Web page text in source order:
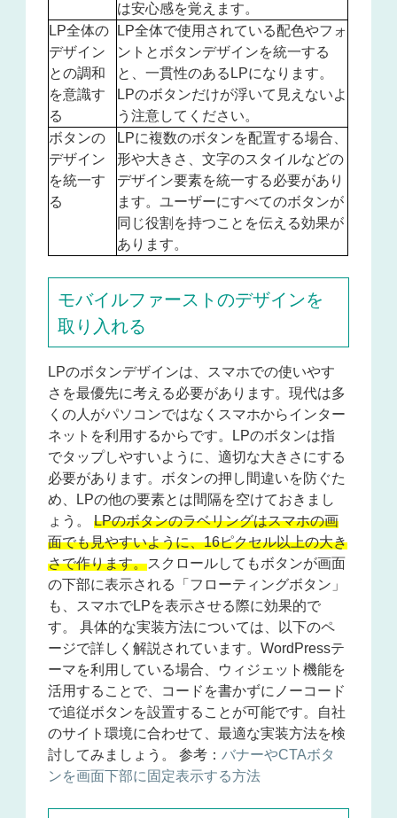
は安心感を覚えます。
LP全体の
デザイン
との調和
を意識す
る
LP全体で使用されている配色やフォ
ントとボタンデザインを統一する
と、一貫性のあるLPになります。
LPのボタンだけが浮いて見えないよ
う注意してください。
ボタンの
デザイン
を統一す
る
LPに複数のボタンを配置する場合、
形や大きさ、文字のスタイルなどの
デザイン要素を統一する必要があり
ます。ユーザーにすべてのボタンが
同じ役割を持つことを伝える効果が
あります。
モバイルファーストのデザインを
取り入れる
LPのボタンデザインは、スマホでの使いやす
さを最優先に考える必要があります。現代は多
くの人がパソコンではなくスマホからインター
ネットを利用するからです。LPのボタンは指
でタップしやすいように、適切な大きさにする
必要があります。ボタンの押し間違いを防ぐた
め、LPの他の要素とは間隔を空けておきまし
ょう。LPのボタンのラベリングはスマホの画
面でも見やすいように、16ピクセル以上の大き
さで作ります。スクロールしてもボタンが画面
の下部に表示される「フローティングボタン」
も、スマホでLPを表示させる際に効果的で
す。 具体的な実装方法については、以下のペ
ージで詳しく解説されています。WordPressテ
ーマを利用している場合、ウィジェット機能を
活用することで、コードを書かずにノーコード
で追従ボタンを設置することが可能です。自社
のサイト環境に合わせて、最適な実装方法を検
討してみましょう。 参考：バナーやCTAボタ
ンを画面下部に固定表示する方法